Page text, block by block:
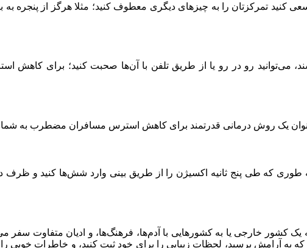
تمرکزتان را به چیزهای دیگری معطوف کنید؛ مثلا هرگز از پنجره‌ به
می‌توانید رو در رو یا از طریق تلفن با آن‌ها صحبت کنید؛ برای کاهش
یک روش درمانی قدرتمند برای کاهش استرس مسافران مضطرب به
که طی پنج ثانیه اکسیژن را از طریق بینی وارد شش‌ها کنید و ظرف
خارجی یا به کشورهایی با آدم‌ها، فرهنگ‌ها، و ادیان متفاوت سفر
آرامش برسید، لحظات زیبایی را برای خود ثبت کنید، و خاطرات خوبی